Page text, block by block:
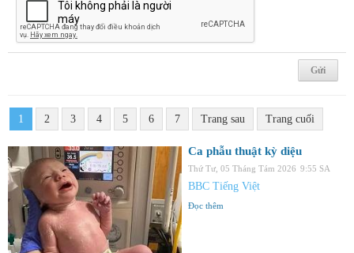
1 2 3 4 5 6 7 Trang sau Trang cuối
Ca phẫu thuật kỳ diệu
Thứ Tư, 05 Tháng Tám 2026 9:55 SA
BBC Tiếng Việt
Đọc thêm